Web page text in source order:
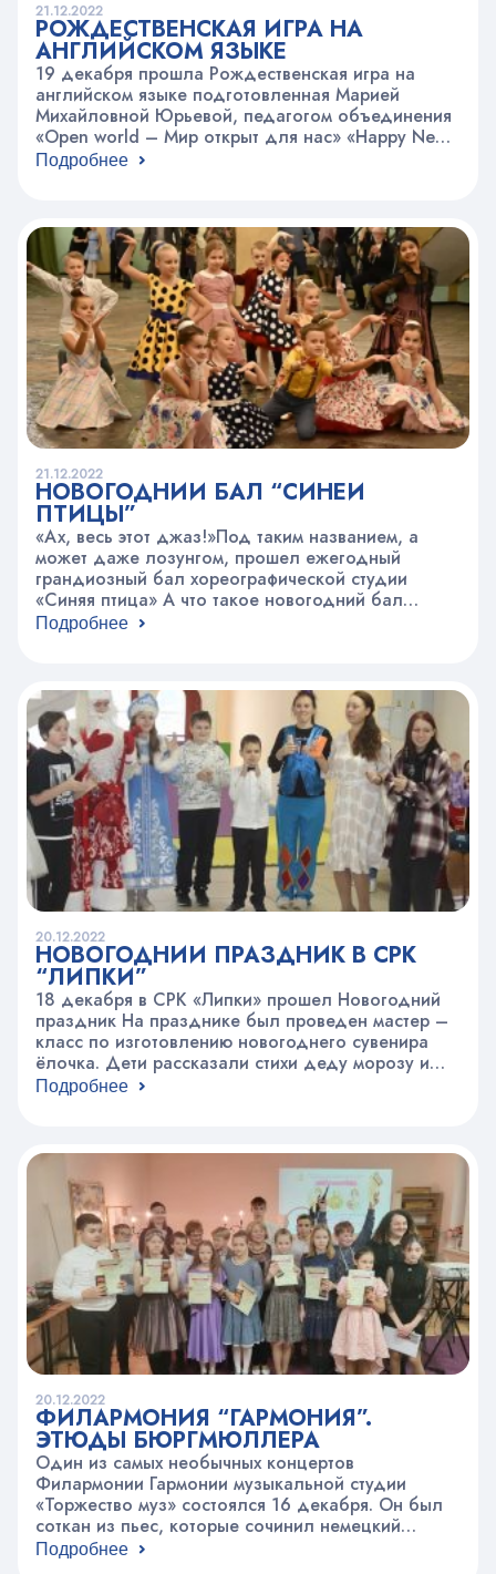
21.12.2022
РОЖДЕСТВЕНСКАЯ ИГРА НА
АНГЛИЙСКОМ ЯЗЫКЕ
19 декабря прошла Рождественская игра на
английском языке подготовленная Марией
Михайловной Юрьевой, педагогом объединения
«Open world – Мир открыт для нас» «Happy New
Year and Merry Christmas» – волшебные слова,
и ожиданием чего-то чудесного. Если ты не
знаешь английский, то, во-первых, никогда не
поздно начать его изучать,…
Подробнее
21.12.2022
НОВОГОДНИЙ БАЛ “СИНЕЙ
ПТИЦЫ”
«Ах, весь этот джаз!»Под таким названием, а
может даже лозунгом, прошел ежегодный
грандиозный бал хореографической студии
«Синяя птица» А что такое новогодний бал
«Синей птицы»:⁃ Это огромный Царский зал в
человек участников и 100 гостей;⁃ это два месяца
безостановочной подготовки и танцев, и…
Подробнее
20.12.2022
НОВОГОДНИЙ ПРАЗДНИК В СРК
“ЛИПКИ”
18 декабря в СРК «Липки» прошел Новогодний
праздник На празднике был проведен мастер –
класс по изготовлению новогоднего сувенира
ёлочка. Дети рассказали стихи деду морозу и
снегурочке, посетили спектакль подготовленный
в увлекательной игротеке.В заключение было
праздничное чаепитие со спонсорской пиццей и
просмотр мультфильмов. Больше фото смотрите…
Подробнее
20.12.2022
ФИЛАРМОНИЯ “ГАРМОНИЯ”.
ЭТЮДЫ БЮРГМЮЛЛЕРА
Один из самых необычных концертов
Филармонии Гармонии музыкальной студии
«Торжество муз» состоялся 16 декабря. Он был
соткан из пьес, которые сочинил немецкий
композитор XIX века Фридрих Бургмюллер. Его
Подробнее